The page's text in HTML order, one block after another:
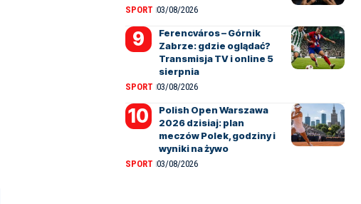
SPORT 03/08/2026
Ferencváros – Górnik
Zabrze: gdzie oglądać?
Transmisja TV i online 5
sierpnia
SPORT 03/08/2026
Polish Open Warszawa
2026 dzisiaj: plan
meczów Polek, godziny i
wyniki na żywo
SPORT 03/08/2026